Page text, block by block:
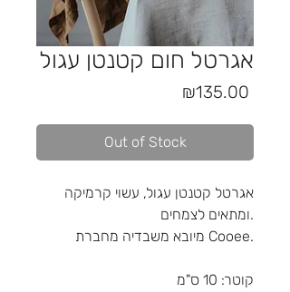
אגרטל חום קטנטן עגול
₪135.00
Out of Stock
אגרטל קטנטן עגול, עשוי קרמיקה
ומתאים לצמחים.
מיובא משבדיה מחברת Cooee.
קוטר: 10 ס"מ